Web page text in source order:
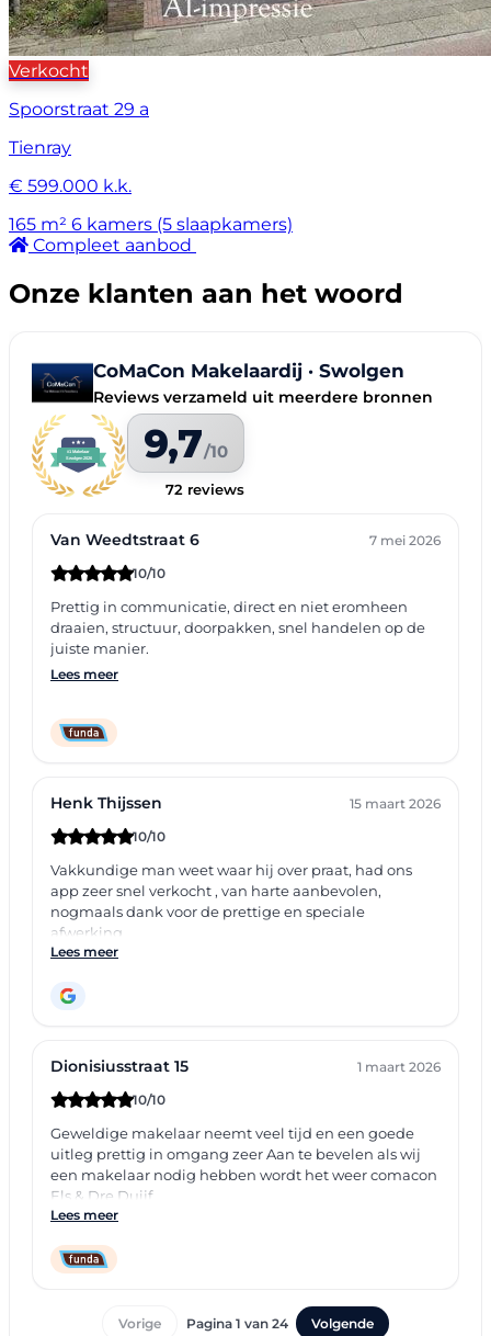
Verkocht
Spoorstraat 29 a
Tienray
€ 599.000 k.k.
165 m² 6 kamers (5 slaapkamers)
Compleet aanbod
Onze klanten aan het woord